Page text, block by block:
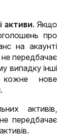
активи. Якщо
про
на акаунті
передбачає
випадку інші
нове
активів,